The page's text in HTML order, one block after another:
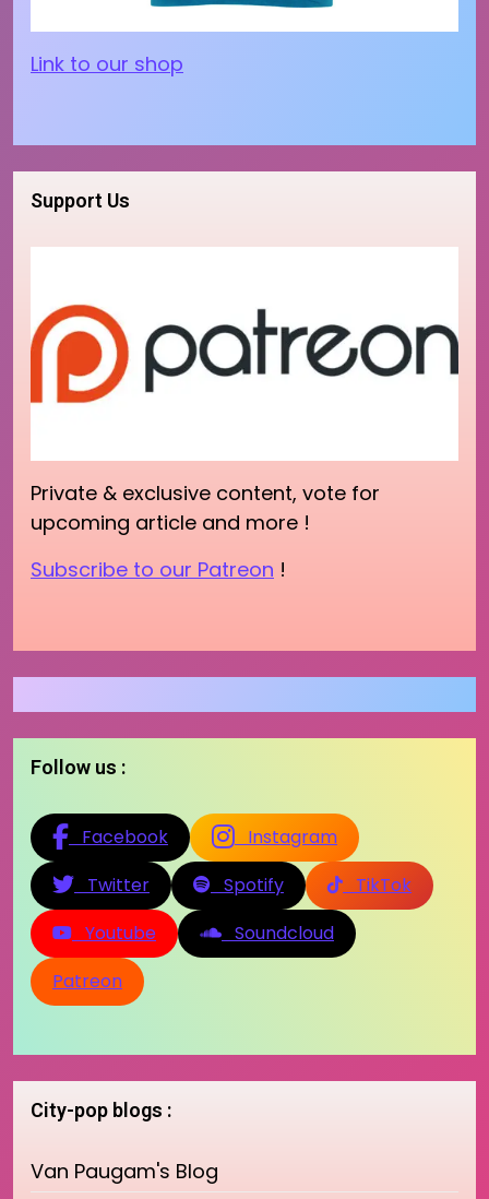
Link to our shop
Support Us
Private & exclusive content, vote for
upcoming article and more !
Subscribe to our Patreon !
Follow us :
Facebook
Instagram
Twitter
Spotify
TikTok
Youtube
Soundcloud
Patreon
City-pop blogs :
Van Paugam's Blog